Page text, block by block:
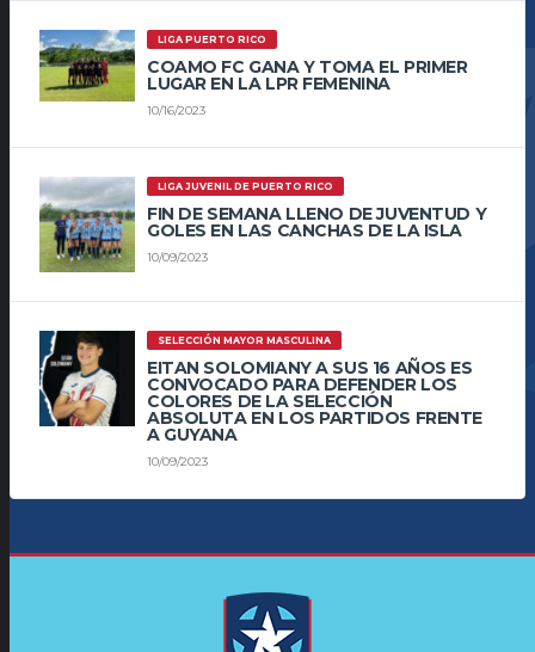
LIGA PUERTO RICO
COAMO FC GANA Y TOMA EL PRIMER
LUGAR EN LA LPR FEMENINA
10/16/2023
LIGA JUVENIL DE PUERTO RICO
FIN DE SEMANA LLENO DE JUVENTUD Y
GOLES EN LAS CANCHAS DE LA ISLA
10/09/2023
SELECCIÓN MAYOR MASCULINA
EITAN SOLOMIANY A SUS 16 AÑOS ES
CONVOCADO PARA DEFENDER LOS
COLORES DE LA SELECCIÓN
ABSOLUTA EN LOS PARTIDOS FRENTE
A GUYANA
10/09/2023